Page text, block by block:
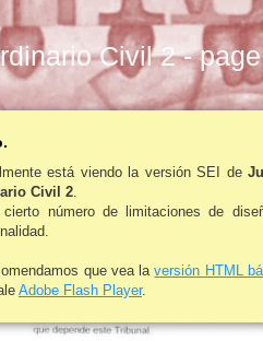
Civil 2 -
está viendo la versión SEI de
Civil 2
cierto número de limitaciones de
que vea laversión HTML
Adobe Flash Player.